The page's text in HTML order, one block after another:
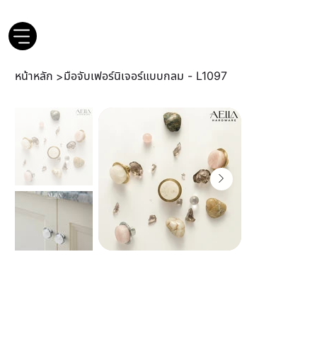
หน้าหลัก >มือจับเฟอร์นิเจอร์แบบกลม - L1097